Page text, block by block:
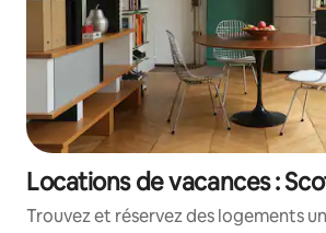
Locations de vacances :
Trouvez et réservez des logements